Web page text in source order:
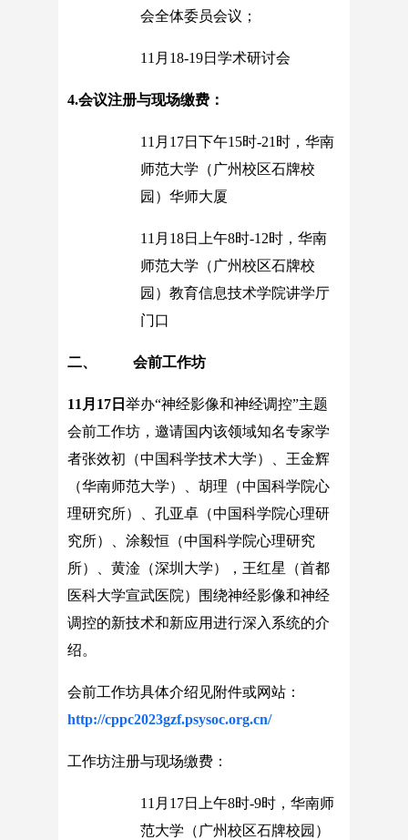
会全体委员会议；
11月18-19日学术研讨会
4.会议注册与现场缴费：
11月17日下午15时-21时，华南
师范大学（广州校区石牌校
园）华师大厦
11月18日上午8时-12时，华南
师范大学（广州校区石牌校
园）教育信息技术学院讲学厅
门口
二、 会前工作坊
11月 17 日 举办“神经影像和神经调控”主题
会前工作坊，邀请国内该领域知名专家学
者张效初（中国科学技术大学）、王金辉
（华南师范大学）、胡理（中国科学院心
理研究所）、孔亚卓（中国科学院心理研
究所）、涂毅恒（中国科学院心理研究
所）、黄淦（深圳大学），王红星（首都
医科大学宣武医院）围绕神经影像和神经
调控的新技术和新应用进行深入系统的介
绍。
会前工作坊具体介绍见附件或网站：
http://cppc2023gzf.psysoc.org.cn/
工作坊注册与现场缴费：
11月17日上午8时-9时，华南师
范大学（广州校区石牌校园）